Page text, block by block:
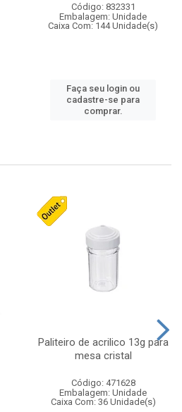
Código: 832331
Embalagem: Unidade
Caixa Com: 144 Unidade(s)
Faça seu login ou
cadastre-se para
comprar.
Paliteiro de acrilico 13g para
mesa cristal
Código: 471628
Embalagem: Unidade
Caixa Com: 36 Unidade(s)